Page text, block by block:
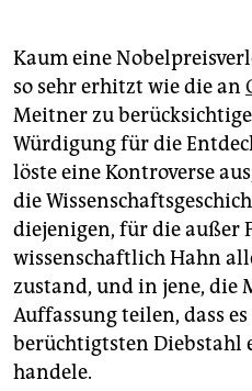
Kaum eine
so sehr erhitzt wie die an
Meitner zu
Würdigung für die
löste eine Kontroverse
die
diejenigen, für die außer
wissenschaftlich Hahn
zustand, und in jene, die
Auffassung teilen, dass
berüchtigtsten Diebstahl
handele.